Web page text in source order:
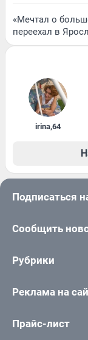
«Мечтал о
переехал в
irina,64
Подписаться
Сообщить
Рубрики
Реклама на
Прайс-лист